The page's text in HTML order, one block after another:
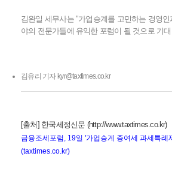
김완일 세무사는 "가업승계를 고민하는 경영
야의 전문가들에 유익한 포럼이 될 것으로 기
김유리 기자 kyr@taxtimes.co.kr
[출처] 한국세정신문 (http://www.taxtimes.co.kr)
금융조세포럼, 19일 '가업승계 증여세 과세특례
(taxtimes.co.kr)